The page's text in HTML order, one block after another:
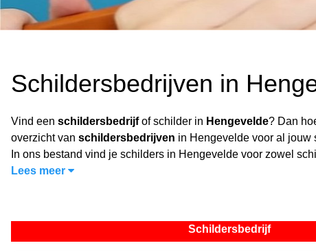
Schildersbedrijven in
Vind een schildersbedrijfof schilder in Hengevelde? Dan
overzicht van schildersbedrijven in Hengevelde voor al jouw
In ons bestand vind je schilders in Hengevelde voor zowel
Lees meer
Schildersbedrijf